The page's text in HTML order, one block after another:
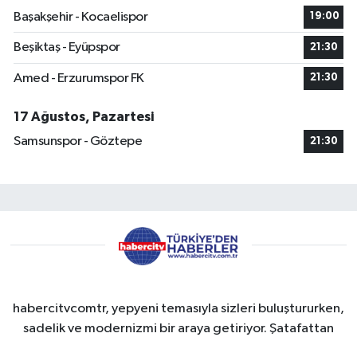
Başakşehir - Kocaelispor
19:00
Beşiktaş - Eyüpspor 21:30
Amed - Erzurumspor FK 21:30
17 Ağustos, Pazartesi
Samsunspor - Göztepe
21:30
habercitvcomtr, yepyeni temasıyla sizleri buluştururken,
sadelik ve modernizmi bir araya getiriyor. Şatafattan